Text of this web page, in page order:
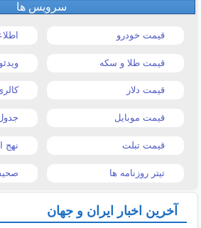
سرویس ها
قیمت خودرو
قیمت طلا و سکه
قیمت دلار
قیمت موبایل
قیمت تبلت نهج
تیتر روزنامه ها
آخرین اخبار ایران و جهان